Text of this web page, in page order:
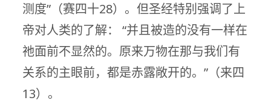
测度”（赛四十28）。但圣经特别强调了上
帝对人类的了解： “并且被造的没有一样在
祂面前不显然的。原来万物在那与我们有
关系的主眼前，都是赤露敞开的。”（来四
13）。